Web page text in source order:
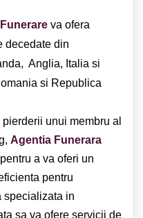
va ofera
decedate din
Anglia, Italia si
si Republica
unui membru al
Agentia Funerara
a va oferi un
pentru
specializata in
sa va ofere servicii de